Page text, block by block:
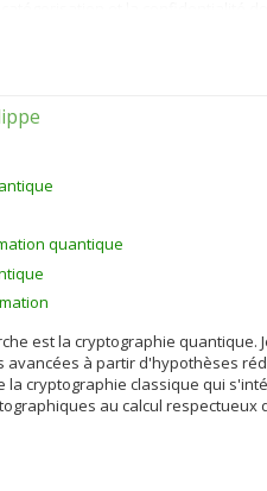
je m'intéresse à la
des algorithmes de filtrage
et à la modélisation de
la fouille de données.
quantique
est la cryptographie
à partir d'hypothèses
la cryptographie classique qui
au calcul respectueux